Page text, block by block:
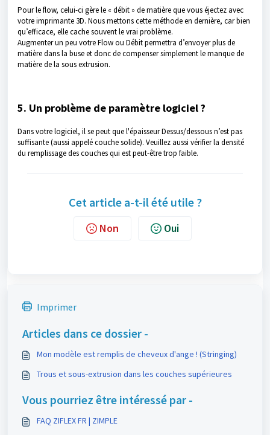
Pour le flow, celui-ci gère le « débit » de matière que vous éjectez avec
votre imprimante 3D. Nous mettons cette méthode en dernière, car bien
qu’efficace, elle cache souvent le vrai problème.
Augmenter un peu votre Flow ou Débit permettra d’envoyer plus de
matière dans la buse et donc de compenser simplement le manque de
matière de la sous extrusion.
5. Un problème de paramètre logiciel ?
Dans votre logiciel, il se peut que l'épaisseur Dessus/dessous n’est pas
suffisante (aussi appelé couche solide). Veuillez aussi vérifier la densité
du remplissage des couches qui est peut-être trop faible.
Cet article a-t-il été utile ?
Non Oui
Imprimer
Articles dans ce dossier -
Mon modèle est remplis de cheveux d'ange ! (Stringing)
Trous et sous-extrusion dans les couches supérieures
Vous pourriez être intéressé par -
FAQ ZIFLEX FR | ZIMPLE